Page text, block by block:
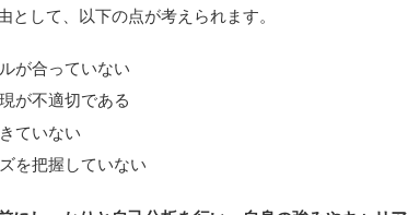
して、以下の点が考えられます。
が合っていない
が不適切である
ていない
を把握していない